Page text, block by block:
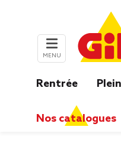
MENU
Rentrée
Nos catalogues